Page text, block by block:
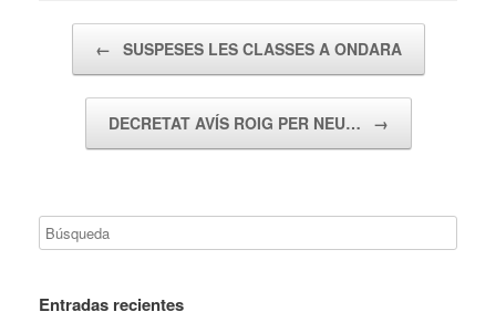
← SUSPESES LES CLASSES A ONDARA
DECRETAT AVÍS ROIG PER NEU… →
Entradas recientes